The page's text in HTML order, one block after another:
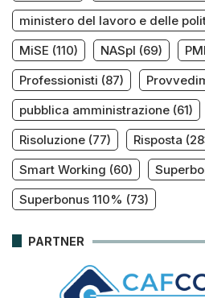
ministero del lavoro e delle
MiSE (110) NASpI (69) PMI
Professionisti (87)
pubblica amministrazione (61)
Risoluzione (77) Risposta
Smart Working (60)
Superbonus 110% (73)
PARTNER